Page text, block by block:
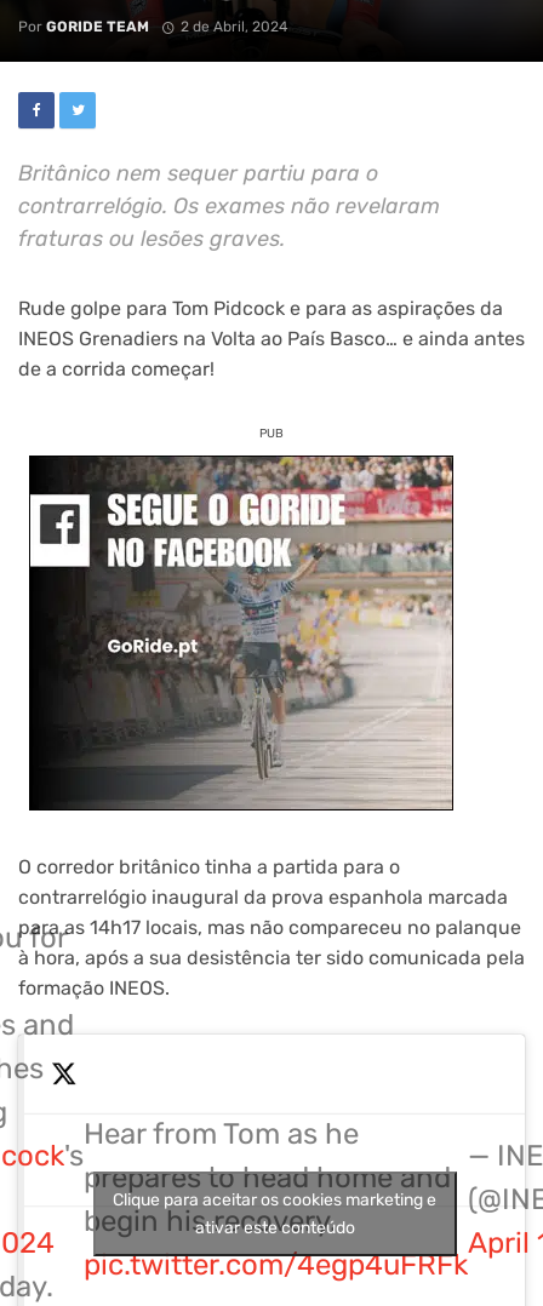
Por GORIDE TEAM 2 de Abril, 2024
Britânico nem sequer partiu para o
contrarrelógio. Os exames não revelaram
fraturas ou lesões graves.
Rude golpe para Tom Pidcock e para as aspirações da
INEOS Grenadiers na Volta ao País Basco… e ainda antes
de a corrida começar!
PUB
O corredor britânico tinha a partida para o
contrarrelógio inaugural da prova espanhola marcada
para as 14h17 locais, mas não compareceu no palanque
à hora, após a sua desistência ter sido comunicada pela
formação INEOS.
for
and
's
Hear from Tom as he
prepares to head home and
begin his recovery.
pic.twitter.com/4egp4uFRFk
—
April
Clique para aceitar os cookies marketing e
ativar este conteúdo